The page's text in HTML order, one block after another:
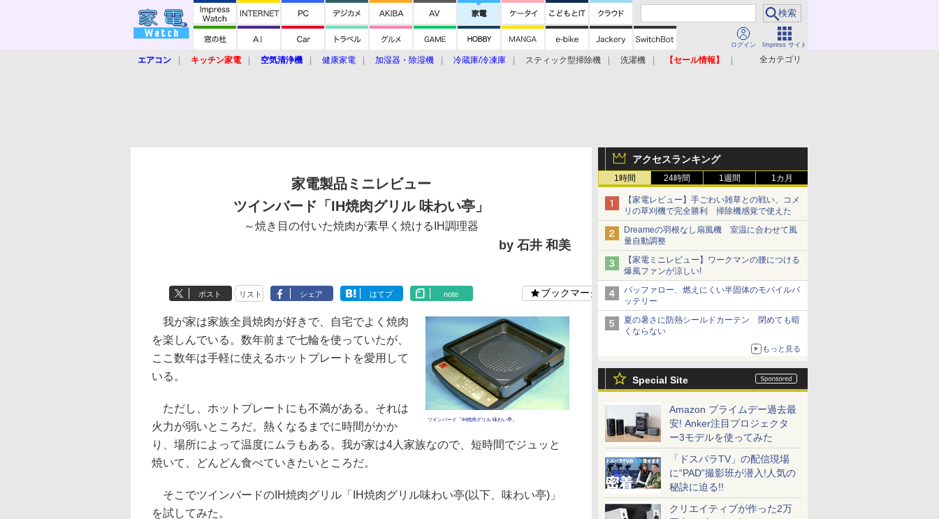
ログイン Impress サイト
全カテゴリ
エアコン キッチン家電 空気清浄機 健康家電 加湿器・除湿機 冷蔵庫/冷凍庫 スティック型掃除機 洗濯機
【セール情報】
アクセスランキング
1時間 24時間 1週間 1カ月
【家電レビュー】手ごわい雑草との戦い、コメ
リの草刈機で完全勝利 掃除機感覚で使えた
Dreameの羽根なし扇風機 室温に合わせて風
量自動調整
【家電ミニレビュー】ワークマンの腰につける
爆風ファンが涼しい!
バッファロー、燃えにくい半固体のモバイルバ
ッテリー
夏の暑さに防熱シールドカーテン 閉めても暗
くならない
もっと見る
Special Site
Amazon プライムデー過去最
安! Anker注目プロジェクタ
ー3モデルを使ってみた
「ドスパラTV」の配信現場
に“PAD”撮影班が潜入!人気の
秘訣に迫る!!
クリエイティブが作った2万
家電製品ミニレビュー
ツインバード「IH焼肉グリル 味わい亭」
～焼き目の付いた焼肉が素早く焼けるIH調理器
by 石井 和美
ポスト リスト シェア はてブ note ブックマーク
ツインバード「IH焼肉グリル 味わい亭」
我が家は家族全員焼肉が好きで、自宅でよく焼肉
を楽しんでいる。数年前まで七輪を使っていたが、
ここ数年は手軽に使えるホットプレートを愛用して
いる。
ただし、ホットプレートにも不満がある。それは
火力が弱いところだ。熱くなるまでに時間がかか
り、場所によって温度にムラもある。我が家は4人家族なので、短時間でジュッと
焼いて、どんどん食べていきたいところだ。
そこでツインバードのIH焼肉グリル「IH焼肉グリル味わい亭(以下、味わい亭)」
を試してみた。